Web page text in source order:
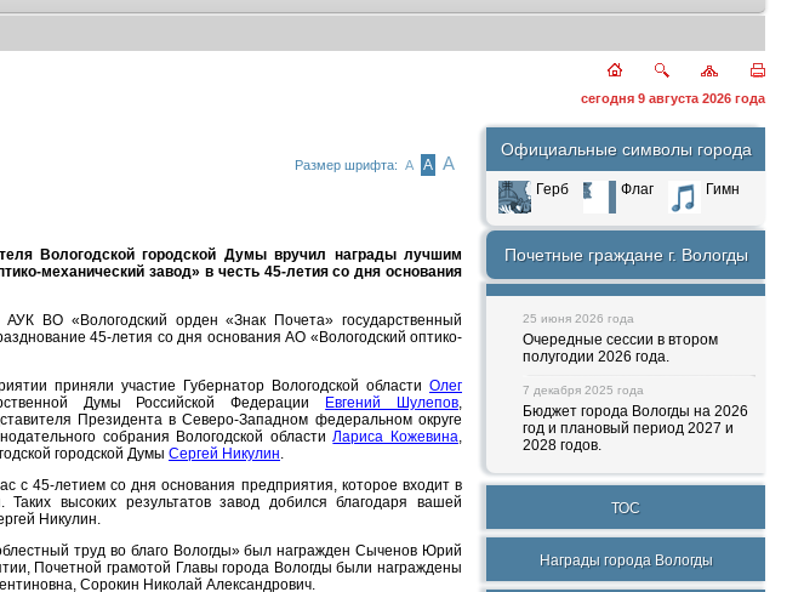
сегодня 9 августа 2026 года
Размер шрифта: А А А
Вологодской городской Думы вручил награды лучшим
механический завод» в честь 45-летия со дня основания
ВО «Вологодский орден «Знак Почета» государственный
45-летия со дня основания АО «Вологодский оптико-
приняли участие Губернатор Вологодской области Олег
Думы Российской Федерации Евгений Шулепов,
Президента в Северо-Западном федеральном округе
собрания Вологодской областиЛариса Кожевина,
городской Думы Сергей Никулин.
с 45-летием со дня основания предприятия, которое входит в
высоких результатов завод добился благодаря вашей
Никулин.
труд во благо Вологды» был награжден Сыченов Юрий
Почетной грамотой Главы города Вологды были награждены
Сорокин Николай Александрович.
Официальные символы города
Герб Флаг Гимн
Почетные граждане г. Вологды
25 июня 2026 года
Очередные сессии в втором
полугодии 2026 года.
7 декабря 2025 года
Бюджет города Вологды на 2026
год и плановый период 2027 и
2028 годов.
ТОС
Награды города Вологды